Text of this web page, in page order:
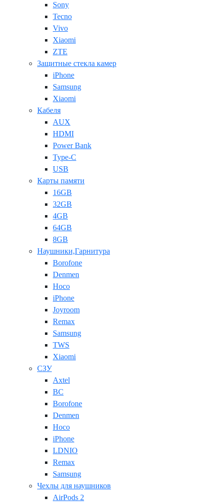
Sony
Tecno
Vivo
Xiaomi
ZTE
Защитные стекла камер
iPhone
Samsung
Xiaomi
Кабеля
AUX
HDMI
Power Bank
Type-C
USB
Карты памяти
16GB
32GB
4GB
64GB
8GB
Наушники,Гарнитура
Borofone
Denmen
Hoco
iPhone
Joyroom
Remax
Samsung
TWS
Xiaomi
СЗУ
Axtel
BC
Borofone
Denmen
Hoco
iPhone
LDNIO
Remax
Samsung
Чехлы для наушников
AirPods 2